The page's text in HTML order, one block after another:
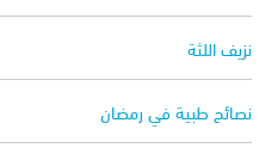
نزيف اللثة
نصائح طبية في رمضان